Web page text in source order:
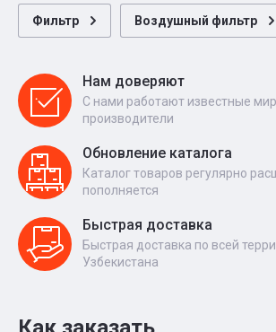
Фильтр Воздушный фильтр
Нам доверяют
С нами работают известные
производители
Обновление каталога
Каталог товаров регулярно
пополняется
Быстрая доставка
Быстрая доставка по всей
Узбекистана